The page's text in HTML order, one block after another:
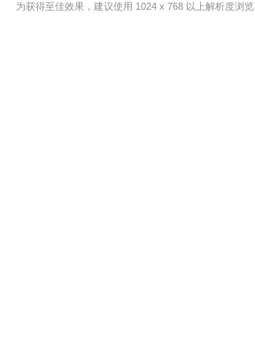
为获得至佳效果，建议使用 1024 x 768 以上解析度浏览